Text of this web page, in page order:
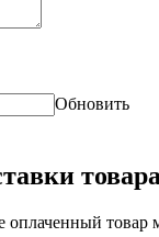
Обновить
товара
оплаченный товар